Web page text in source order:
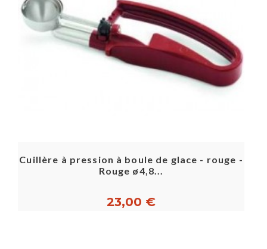
Cuillère à pression à boule de glace - rouge -
Rouge ø4,8...
23,00 €